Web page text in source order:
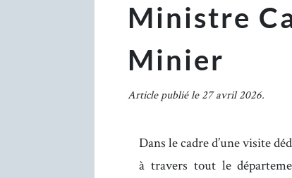
Ministre
Minier
Article publié le 27 avril 2026.
Dans le cadre d’une visite
à travers tout le